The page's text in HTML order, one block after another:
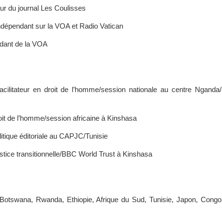
du journal Les Coulisses
sur la VOA et Radio Vatican
de la VOA
en droit de l’homme/session nationale au centre Nganda/
de l’homme/session africaine à Kinshasa
éditoriale au CAPJC/Tunisie
transitionnelle/BBC World Trust à Kinshasa
Rwanda, Ethiopie, Afrique du Sud, Tunisie, Japon, Congo